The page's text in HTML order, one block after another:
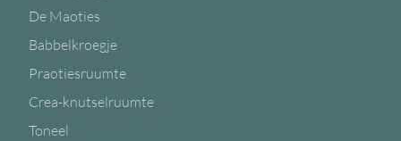
De Maoties
Babbelkroegje
Praotiesruumte
Crea-knutselruumte
Toneel